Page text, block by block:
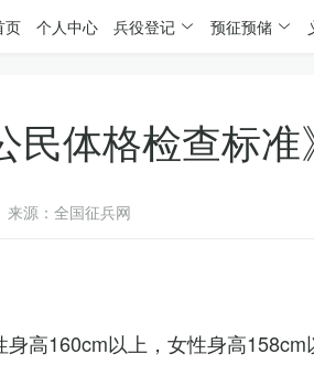
页 个人中心 兵役登记 预征预储
民体格检查标
来源：全国征兵网
身高160cm以上，女性身高158cm